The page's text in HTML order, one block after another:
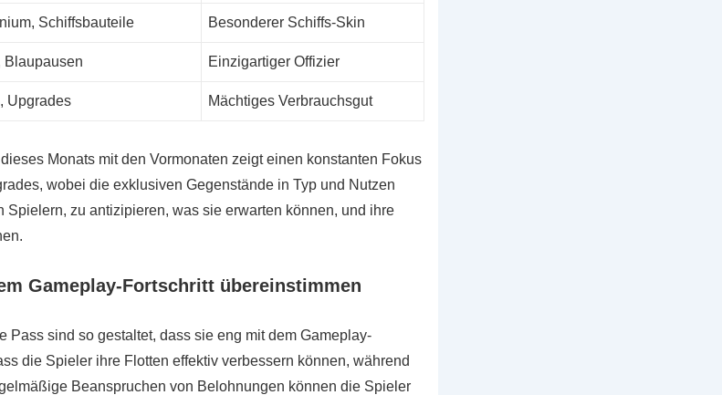
Schiffsbauteile Besonderer Schiffs-Skin
Blaupausen Einzigartiger Offizier
Upgrades Mächtiges Verbrauchsgut
Monats mit den Vormonaten zeigt einen konstanten Fokus
wobei die exklusiven Gegenstände in Typ und Nutzen
Spielern, zu antizipieren, was sie erwarten können, und ihre
Gameplay-Fortschritt übereinstimmen
Pass sind so gestaltet, dass sie eng mit dem Gameplay-
die Spieler ihre Flotten effektiv verbessern können, während
Beanspruchen von Belohnungen können die Spieler